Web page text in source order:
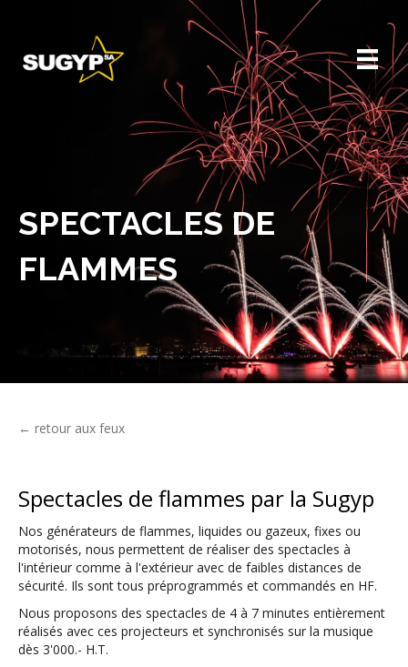
SPECTACLES DE
FLAMMES
← retour aux feux
Spectacles de flammes par la Sugyp
Nos générateurs de flammes, liquides ou gazeux, fixes ou
motorisés, nous permettent de réaliser des spectacles à
l'intérieur comme à l'extérieur avec de faibles distances de
sécurité. Ils sont tous préprogrammés et commandés en HF.
Nous proposons des spectacles de 4 à 7 minutes entièrement
réalisés avec ces projecteurs et synchronisés sur la musique
dès 3'000.- H.T.